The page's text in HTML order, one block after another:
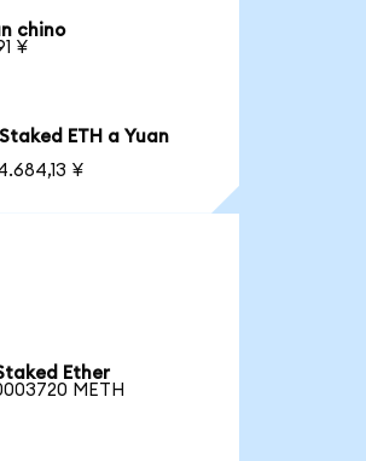
chino
¥
ETH a Yuan
¥
Ether
METH